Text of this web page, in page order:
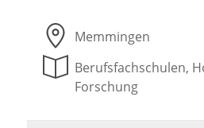
Memmingen
Berufsfachschulen,
Forschung